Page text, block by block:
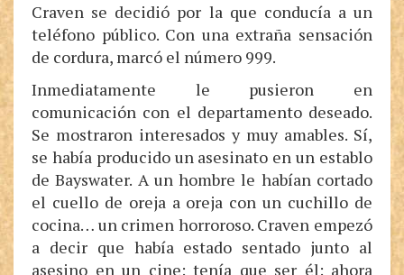
Craven se decidió por la que conducía a un
teléfono público. Con una extraña sensación
de cordura, marcó el número 999.
Inmediatamente le pusieron en
comunicación con el departamento deseado.
Se mostraron interesados y muy amables. Sí,
se había producido un asesinato en un establo
de Bayswater. A un hombre le habían cortado
el cuello de oreja a oreja con un cuchillo de
cocina… un crimen horroroso. Craven empezó
a decir que había estado sentado junto al
asesino en un cine: tenía que ser él: ahora